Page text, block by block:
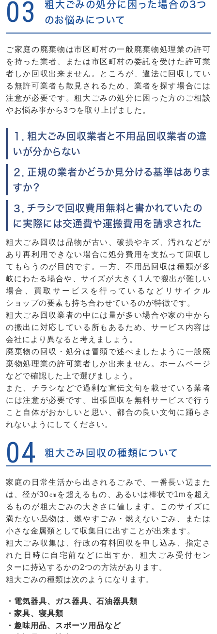
03
粗大ごみの処分に困った場合の3つ
のお悩みについて
ご家庭の廃棄物は市区町村の一般廃棄物処理業の許可
を持った業者、または市区町村の委託を受けた許可業
者しか回収出来ません。ところが、違法に回収してい
る無許可業者も散見されるため、業者を探す場合には
注意が必要です。粗大ごみの処分に困った方のご相談
やお悩み事から3つを取り上げました。
１．粗大ごみ回収業者と不用品回収業者の違
いが分からない
２．正規の業者かどうか見分ける基準はありま
すか？
３．チラシで回収費用無料と書かれていたの
に実際には交通費や運搬費用を請求された
粗大ごみ回収は品物が古い、破損やキズ、汚れなどが
あり再利用できない場合に処分費用を支払って回収し
てもらうのが目的です。一方、不用品回収は種類が多
岐にわたる場合や、サイズが大きく1人で搬出が難しい
場合、買取サービスを行っているなどリサイクル
ショップの要素も持ち合わせているのが特徴です。
粗大ごみ回収業者の中には量が多い場合や家の中から
の搬出に対応している所もあるため、サービス内容は
会社により異なると考えましょう。
廃棄物の回収・処分は冒頭で述べましたように一般廃
棄物処理業の許可業者しか出来ません。ホームページ
などで確認した上で選びましょう。
また、チラシなどで過剰な宣伝文句を載せている業者
には注意が必要です。出張回収を無料サービスで行う
こと自体がおかしいと思い、都合の良い文句に踊らさ
れないようにしてください。
04 粗大ごみ回収の種類について
家庭の日常生活から出されるごみで、一番長い辺また
は、径が30㎝を超えるもの、あるいは棒状で1mを超え
るものが粗大ごみの大きさに値します。このサイズに
満たない品物は、燃やすごみ・燃えないごみ、または
小さな金属類として収集日に出すことが出来ます。
粗大ごみ収集は、行政の有料回収を申し込み、指定さ
れた日時に自宅前などに出すか、粗大ごみ受付セン
ターに持込するかの2つの方法があります。
粗大ごみの種類は次のようになります。
・電気器具、ガス器具、石油器具類
・家具、寝具類
・趣味用品、スポーツ用品など